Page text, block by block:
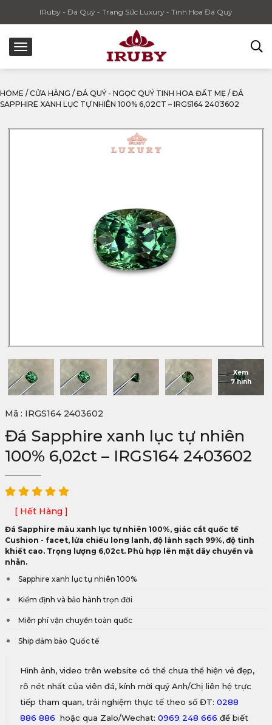
IRuby - Đá Quý - Trang Sức Luxury - Tinh Hoa Đá Quý
HOME / CỬA HÀNG / ĐÁ QUÝ - NGỌC QUÝ TINH HOA ĐẤT MẸ / ĐÁ
SAPPHIRE XANH LỤC TỰ NHIÊN 100% 6,02CT – IRGS164 2403602
Xem
7 hình
Mã : IRGS164 2403602
Đá Sapphire xanh lục tự nhiên
100% 6,02ct – IRGS164 2403602
[ Hết Hàng ]
Đá Sapphire màu xanh lục tự nhiên 100%, giác cắt quốc tế
Cushion - facet, lửa chiếu long lanh, độ lành sạch 99%, độ tinh
khiết cao. Trọng lượng 6,02ct. Phù hợp lên mặt dây chuyền và
nhẫn.
Sapphire xanh lục tự nhiên 100%
Kiểm định và bảo hành trọn đời
Miễn phí vận chuyển toàn quốc
Ship đảm bảo Quốc tế
Hình ảnh, video trên website có thể chưa thể hiện vẻ đẹp,
rõ nét nhất của viên đá, kính mời quý Anh/Chị liên hệ trực
tiếp tham quan, trải nghiệm thực tế theo số ĐT: 0288
886 886 hoặc qua Zalo/Wechat: 0969 248 666 để biết